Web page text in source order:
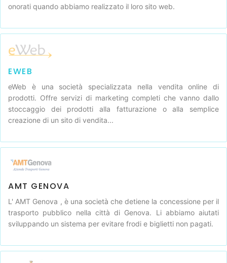
onorati quando abbiamo realizzato il loro sito web.
EWEB
eWeb è una società specializzata nella vendita online di
prodotti. Offre servizi di marketing completi che vanno dallo
stoccaggio dei prodotti alla fatturazione o alla semplice
creazione di un sito di vendita...
AMT GENOVA
L' AMT Genova , è una società che detiene la concessione per il
trasporto pubblico nella città di Genova. Li abbiamo aiutati
sviluppando un sistema per evitare frodi e biglietti non pagati.